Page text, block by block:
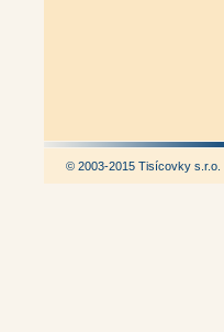
© 2003-2015 Tisícovky s.r.o.